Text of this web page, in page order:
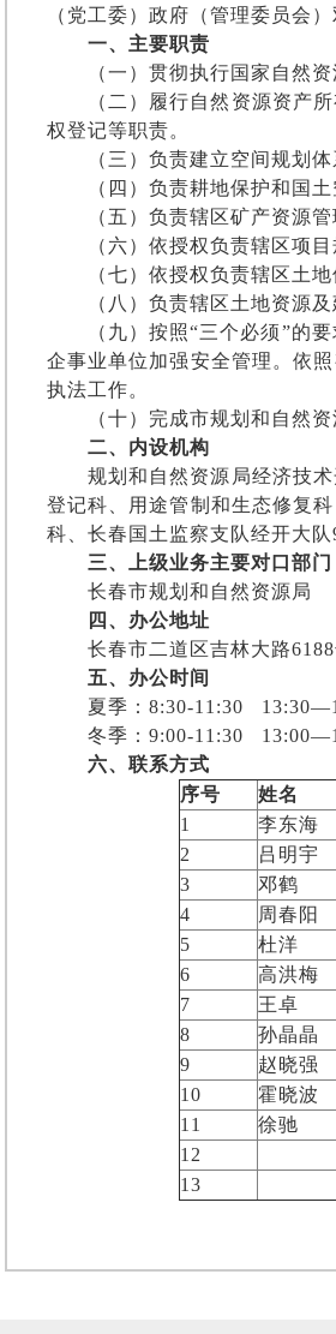
（党工委）政府（管理委员会
一、主要职责
（一）贯彻执行国家自然
（二）履行自然资源资产
权登记等职责。
（三）负责建立空间规划体
（四）负责耕地保护和国
（五）负责辖区矿产资源管
（六）依授权负责辖区项
（七）依授权负责辖区土
（八）负责辖区土地资源
（九）按照“三个必须”的
企事业单位加强安全管理。依
执法工作。
（十）完成市规划和自然
二、内设机构
规划和自然资源局经济技
登记科、用途管制和生态修复
科、长春国土监察支队经开大队
三、上级业务主要对口部门
长春市规划和自然资源局
四 、办公地址
长春市二道区吉林大路
五、办公时间
夏季： 8:30-11:30
冬季： 9:00-11:30
六、 联系方式
序号
姓名
1
李东海
2
吕明宇
3
邓鹤
4
周春阳
5
杜洋
6
高洪梅
7
王卓
8
孙晶晶
9
赵晓强
10
霍晓波
11
徐驰
12
13